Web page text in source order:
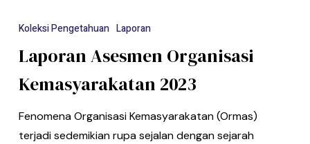
Koleksi Pengetahuan Laporan
Laporan Asesmen Organisasi
Kemasyarakatan 2023
Fenomena Organisasi Kemasyarakatan (Ormas)
terjadi sedemikian rupa sejalan dengan sejarah